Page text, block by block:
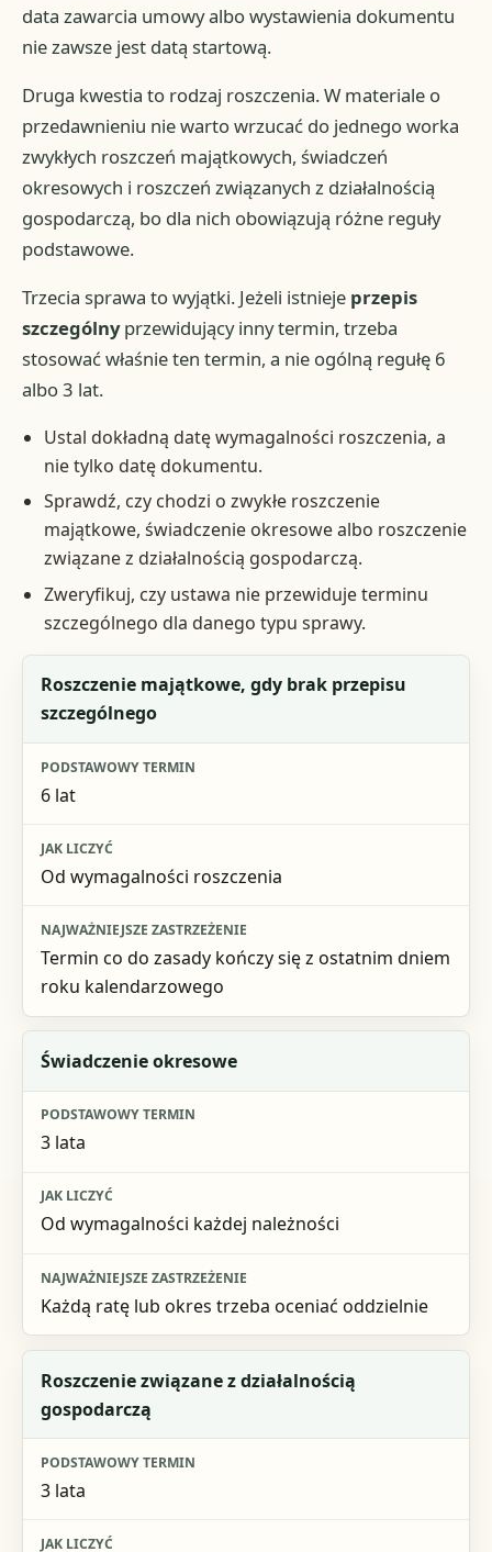
data zawarcia umowy albo wystawienia dokumentu
nie zawsze jest datą startową.
Druga kwestia to rodzaj roszczenia. W materiale o
przedawnieniu nie warto wrzucać do jednego worka
zwykłych roszczeń majątkowych, świadczeń
okresowych i roszczeń związanych z działalnością
gospodarczą, bo dla nich obowiązują różne reguły
podstawowe.
Trzecia sprawa to wyjątki. Jeżeli istnieje przepis
szczególnyprzewidujący inny termin, trzeba
stosować właśnie ten termin, a nie ogólną regułę 6
albo 3 lat.
Ustal dokładną datę wymagalności roszczenia, a
nie tylko datę dokumentu.
Sprawdź, czy chodzi o zwykłe roszczenie
majątkowe, świadczenie okresowe albo roszczenie
związane z działalnością gospodarczą.
Zweryfikuj, czy ustawa nie przewiduje terminu
szczególnego dla danego typu sprawy.
Rodzaj sytuacji
Jak liczyć
Najważniejsze zastrzeżenie
Roszczenie majątkowe, gdy brak przepisu
szczególnego
6 lat
Od wymagalności roszczenia
Termin co do zasady kończy się z ostatnim dniem
roku kalendarzowego
Świadczenie okresowe
3 lata
Od wymagalności każdej należności
Każdą ratę lub okres trzeba oceniać oddzielnie
Roszczenie związane z działalnością
gospodarczą
3 lata